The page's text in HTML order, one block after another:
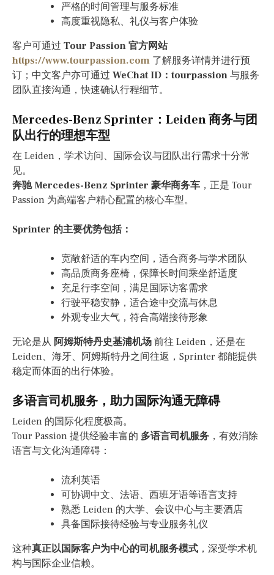
严格的时间管理与服务标准
高度重视隐私、礼仪与客户体验
客户可通过 Tour Passion 官方网站
https://www.tourpassion.com 了解服务详情并进行预
订；中文客户亦可通过 WeChat ID：tourpassion 与服务
团队直接沟通，快速确认行程细节。
Mercedes-Benz Sprinter：Leiden 商务与团
队出行的理想车型
在 Leiden，学术访问、国际会议与团队出行需求十分常
见。
奔驰 Mercedes-Benz Sprinter 豪华商务车 ，正是 Tour
Passion 为高端客户精心配置的核心车型。
Sprinter 的主要优势包括：
宽敞舒适的车内空间，适合商务与学术团队
高品质商务座椅，保障长时间乘坐舒适度
充足行李空间，满足国际访客需求
行驶平稳安静，适合途中交流与休息
外观专业大气，符合高端接待形象
无论是从 阿姆斯特丹史基浦机场 前往 Leiden，还是在
Leiden、海牙、阿姆斯特丹之间往返，Sprinter 都能提供
稳定而体面的出行体验。
多语言司机服务，助力国际沟通无障碍
Leiden 的国际化程度极高。
Tour Passion 提供经验丰富的 多语言司机服务 ，有效消除
语言与文化沟通障碍：
流利英语
可协调中文、法语、西班牙语等语言支持
熟悉 Leiden 的大学、会议中心与主要酒店
具备国际接待经验与专业服务礼仪
这种真正以国际客户为中心的司机服务模式 ，深受学术机
构与国际企业信赖。